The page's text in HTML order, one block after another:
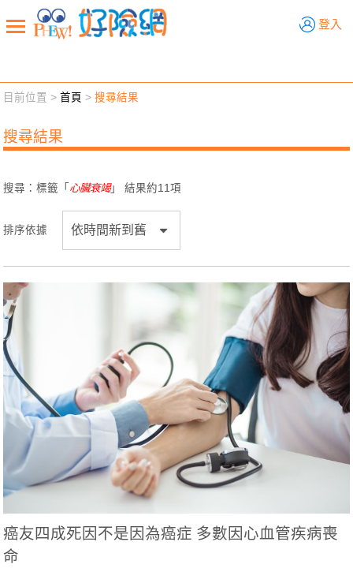
登入
新聞觀點 業務交流
退休先準備 好險學堂 輔銷工具 活動專區
目前位置 >首頁 >搜尋結果
搜尋結果
搜尋：標籤「 心臟衰竭」 結果約11項
排序依據
癌友四成死因不是因為癌症 多數因心血管疾病喪
命